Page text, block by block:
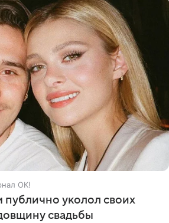
OK!
публично уколол своих
свадьбы